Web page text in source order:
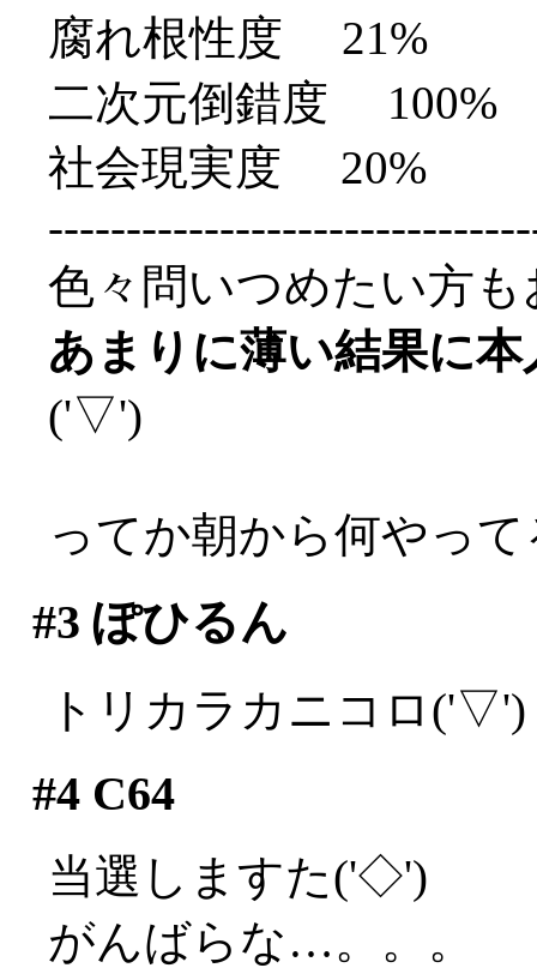
腐れ根性度 21%
二次元倒錯度 100%
社会現実度 20%
色々問いつめたい方
あまりに薄い結果に
('▽')
ってか朝から何やっ
#3 ぽひるん
トリカラカニコロ('▽')
#4C64
当選しますた('◇')ゞ
がんばらな…。。。